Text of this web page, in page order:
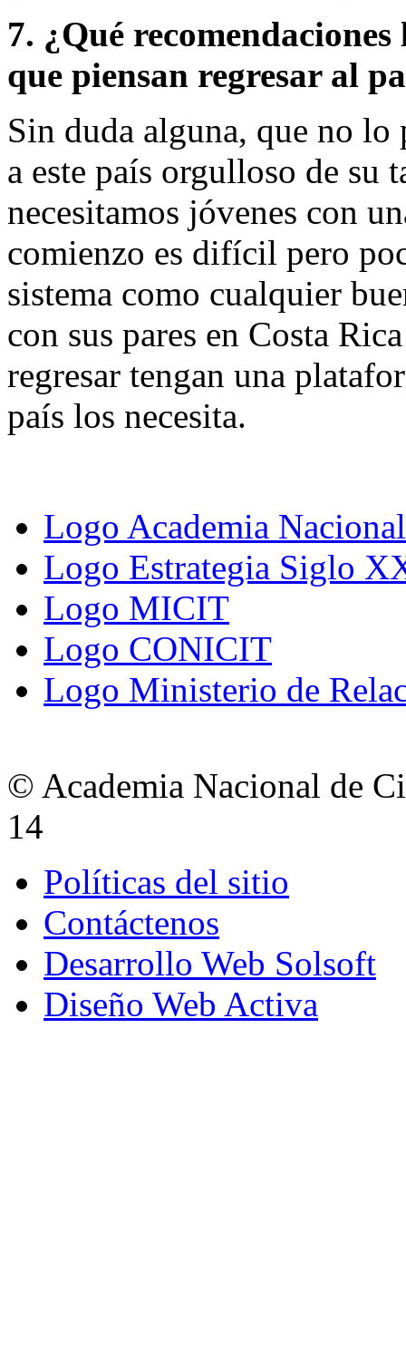
7. ¿Qué
que piensan regresar al
Sin duda alguna, que no lo
a este país orgulloso de su
necesitamos jóvenes con
comienzo es difícil pero
sistema como cualquier
con sus pares en Costa
regresar tengan una
país los necesita.
Logo Academia
Logo Estrategia Siglo
Logo MICIT
Logo CONICIT
Logo Ministerio de
© Academia Nacional de
14
Políticas del sitio
Contáctenos
Desarrollo Web Solsoft
Diseño Web Activa